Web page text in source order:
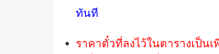
ทันที
ราคาตั๋วที่ลงไว้ในตารางเป็น